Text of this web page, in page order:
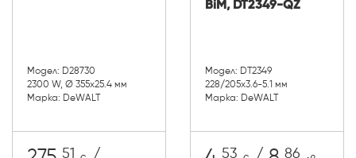
Модел: D28730
2300 W, Ø 355х25.4 мм
Марка: DeWALT
51
BiM, DT2349-QZ
Модел: DT2349
228/205x3.6-5.1 мм
Марка: DeWALT
53 86